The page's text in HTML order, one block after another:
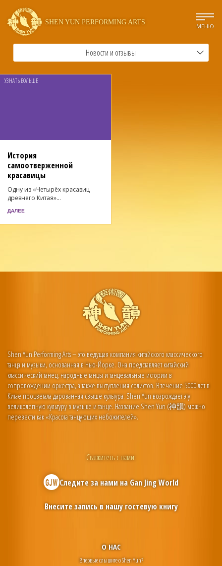
SHEN YUN PERFORMING ARTS
МЕНЮ
Новости и отзывы
УЗНАТЬ БОЛЬШЕ
История
самоотверженной
красавицы
Одну из «Четырёх красавиц
древнего Китая»...
ДАЛЕЕ
Shen Yun Performing Arts – это ведущая компания китайского классического
танца и музыки, основанная в Нью-Йорке. Она представляет китайский
классический танец, народные танцы и танцевальные истории в
сопровождении оркестра, а также выступления солистов. В течение 5000 лет в
Китае процветала дарованная свыше культура. Shen Yun возрождает эту
великолепную культуру в музыке и танце. Название Shen Yun (神韻) можно
перевести как «Красота танцующих небожителей».
О НАС
Впервые слышите о Shen Yun?
Свяжитесь с нами:
Следите за нами наGan Jing World
Внесите запись в нашу гостевую книгу